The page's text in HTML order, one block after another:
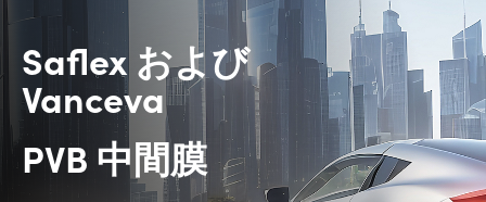
Saflex および
Vanceva
PVB 中間膜